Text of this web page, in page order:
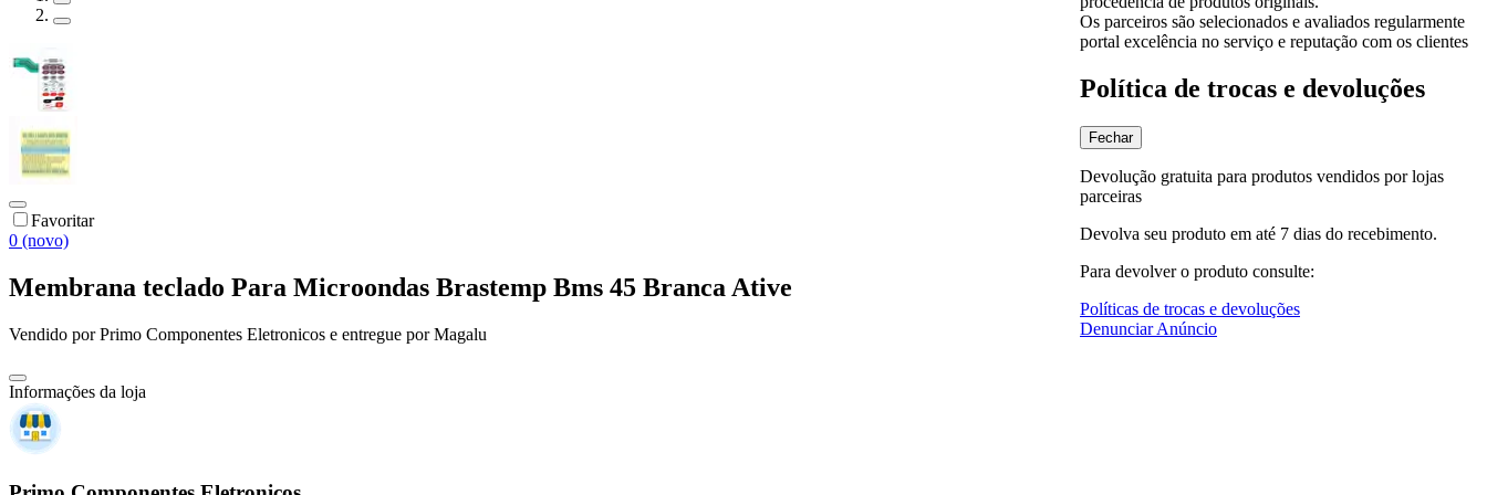
Favoritar
0 (novo)
Membrana teclado Para Microondas Brastemp Bms 45 Branca Ative
Vendido porPrimo Componentes Eletronicos e entregue por Magalu
Informações da loja
Os parceiros são selecionados e avaliados regularmente
portal excelência no serviço e reputação com os clientes
Política de trocas e devoluções
Fechar
Devolução gratuita para produtos vendidos por lojas
parceiras
Devolva seu produto em até 7 dias do recebimento.
Para devolver o produto consulte:
Políticas de trocas e devoluções
Denunciar Anúncio